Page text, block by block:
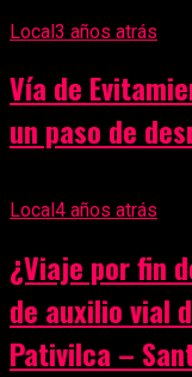
Local3 años atrás
Vía de
un paso de
Local 4 años atrás
¿Viaje por fin
de auxilio vial
Pativilca –